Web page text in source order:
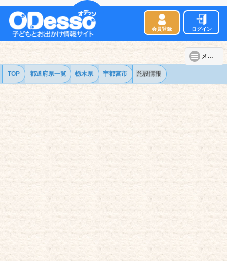
会員登録 ログイン
メニュー
TOP 都道府県一覧 栃木県 宇都宮市 施設情報